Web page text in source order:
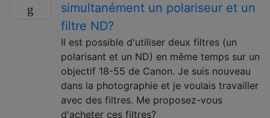
simultanément un polariseur et un
filtre ND?
Il est possible d'utiliser deux filtres (un
polarisant et un ND) en même temps sur un
objectif 18-55 de Canon. Je suis nouveau
dans la photographie et je voulais travailler
avec des filtres. Me proposez-vous
d'acheter ces filtres?